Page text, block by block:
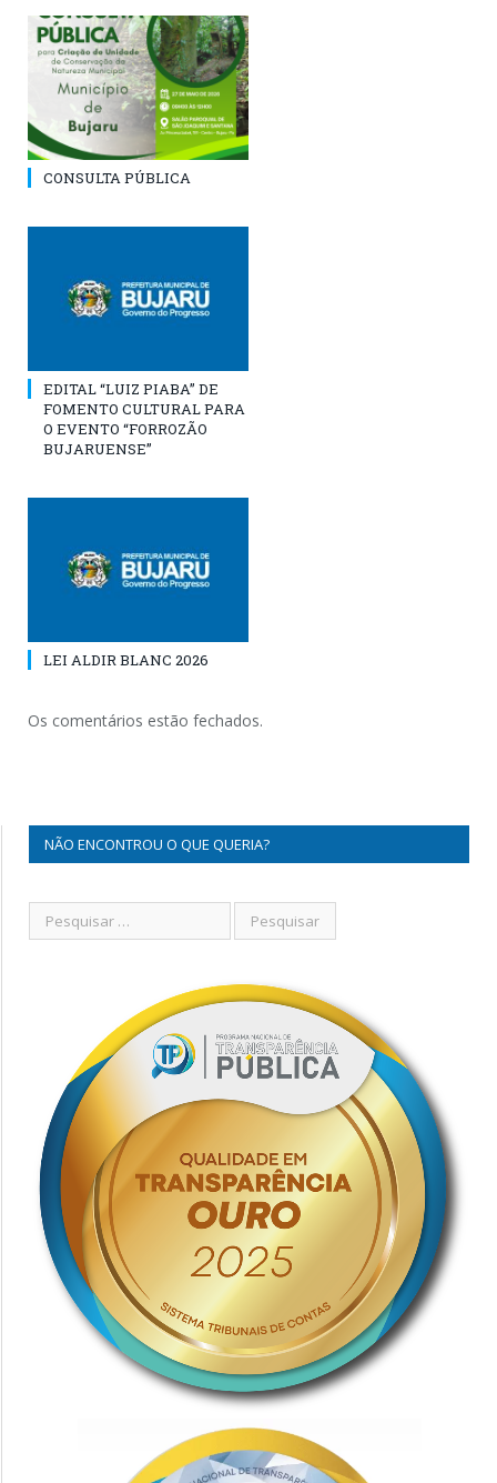
CONSULTA PÚBLICA
EDITAL “LUIZ PIABA” DE
FOMENTO CULTURAL PARA
O EVENTO “FORROZÃO
BUJARUENSE”
LEI ALDIR BLANC 2026
Os comentários estão fechados.
NÃO ENCONTROU O QUE QUERIA?